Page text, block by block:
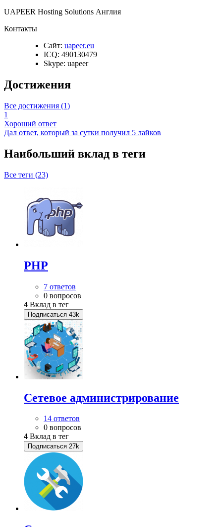
UAPEER Hosting Solutions Англия
Контакты
Сайт: uapeer.eu
ICQ: 490130479
Skype: uapeer
Достижения
Все достижения (1)
1
Хороший ответ
Дал ответ, который за сутки получил 5 лайков
Наибольший вклад в теги
Все теги (23)
PHP
7 ответов
0 вопросов
4 Вклад в тег
Подписаться 43k
Сетевое администрирование
14 ответов
0 вопросов
4 Вклад в тег
Подписаться 27k